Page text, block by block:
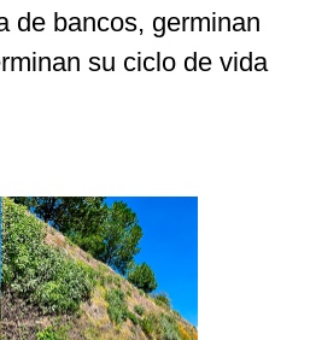
de bancos, germinan
su ciclo de vida